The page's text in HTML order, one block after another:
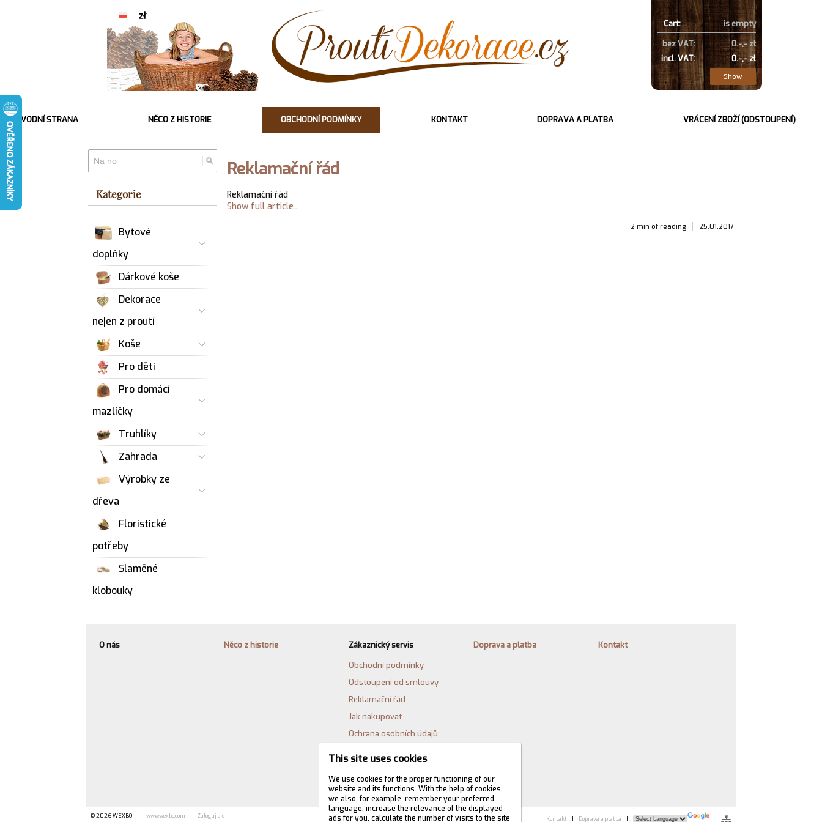
Cart:
is empty
bez VAT:
0.-,- zł
incl. VAT:
0.-,- zł
Show
ÚVODNÍ STRANA NĚCO Z HISTORIE OBCHODNÍ PODMÍNKY KONTAKT DOPRAVA A PLATBA VRÁCENÍ ZBOŽÍ (ODSTOUPENÍ)
Kategorie
Bytové
doplňky
Dárkové koše
Dekorace
nejen z proutí
Koše
Pro děti
Pro domácí
mazlíčky
Truhlíky
Zahrada
Výrobky ze
dřeva
Floristické
potřeby
Slaměné
klobouky
Reklamační řád
Reklamační řád
Show full article...
2 min of reading 25.01.2017
O nás Něco z historie
Zákaznický servis
Obchodní podmínky
Odstoupení od smlouvy
Reklamační řád
Jak nakupovat
Ochrana osobních údajů
kupní smlouvy
Doprava a platba Kontakt
© 2026 WEXBO |www.wexbo.com | Zaloguj się Kontakt | Doprava a platba |
This site uses cookies
We use cookies for the proper functioning of our
website and its functions. With the help of cookies,
we also, for example, remember your preferred
language, increase the relevance of the displayed
ads for you, calculate the number of visits to the site